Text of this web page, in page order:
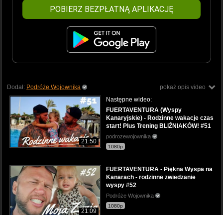
POBIERZ BEZPŁATNĄ APLIKACJĘ
pokaż opis video
Dodał: Podróże Wojownika
21:50
Następne wideo:
FUERTAVENTURA (Wyspy
Kanaryjskie) - Rodzinne wakacje czas
start! Plus Trening BLIŹNIAKÓW! #51
podrozewojownika
1080p
21:09
FUERTAVENTURA - Piękna Wyspa na
Kanarach - rodzinne zwiedzanie
wyspy #52
Podróże Wojownika
1080p